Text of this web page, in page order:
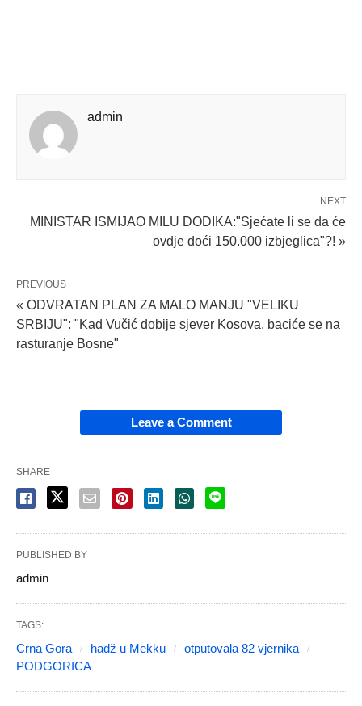
admin
NEXT
MINISTAR ISMIJAO MILU DODIKA:"Sjećate li se da će
ovdje doći 150.000 izbjeglica"?! »
PREVIOUS
« ODVRATAN PLAN ZA MALO MANJU "VELIKU
SRBIJU": "Kad Vučić dobije sjever Kosova, baciće se na
rasturanje Bosne"
Leave a Comment
SHARE
PUBLISHED BY
admin
TAGS:
Crna Gora hadž u Mekku
otputovala 82 vjernika
PODGORICA